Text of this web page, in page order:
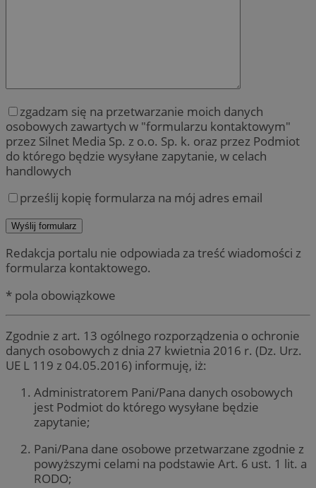
zgadzam się na przetwarzanie moich danych
osobowych zawartych w "formularzu kontaktowym"
przez Silnet Media Sp. z o.o. Sp. k. oraz przez Podmiot
do którego będzie wysyłane zapytanie, w celach
handlowych
prześlij kopię formularza na mój adres email
Redakcja portalu nie odpowiada za treść wiadomości z
formularza kontaktowego.
* pola obowiązkowe
Zgodnie z art. 13 ogólnego rozporządzenia o ochronie
danych osobowych z dnia 27 kwietnia 2016 r. (Dz. Urz.
UE L 119 z 04.05.2016) informuję, iż:
Administratorem Pani/Pana danych osobowych
jest Podmiot do którego wysyłane będzie
zapytanie;
Pani/Pana dane osobowe przetwarzane zgodnie z
powyższymi celami na podstawie Art. 6 ust. 1 lit. a
RODO;